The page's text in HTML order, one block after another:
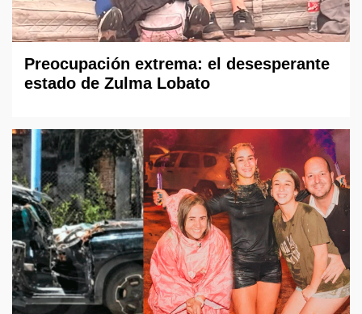
Preocupación extrema: el desesperante
estado de Zulma Lobato